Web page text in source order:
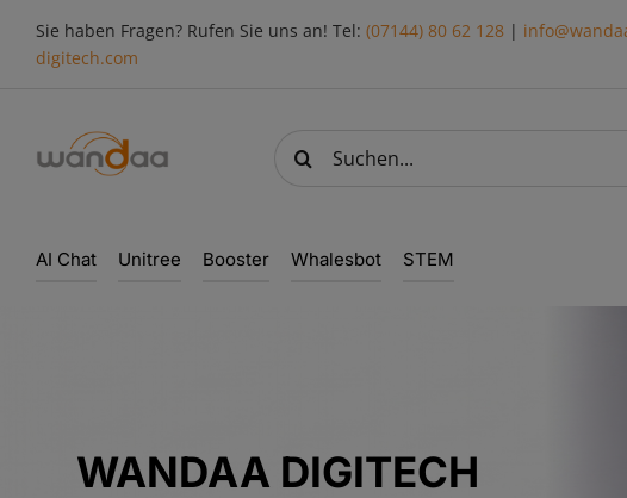
content
Sie haben Fragen? Rufen Sie uns an! Tel: (07144) 80 62 128|
digitech.com
nach:
AI Chat Unitree Booster Whalesbot STEM
WANDAA DIGITECH